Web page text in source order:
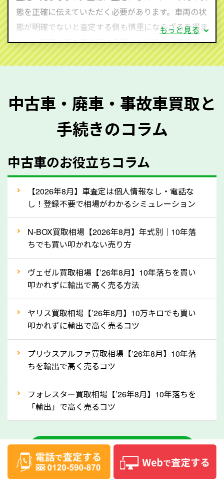
態を正確に伝えていただく必要があります。車両の状
態が明確でないと査定する側も慎重にならざるを得ま
せん。廃車・事故車査定する際はできるだけ車検証を
ご準備ください。車検証があることで車両状態や年式
質問させていただく内容は以下の通りとなります。
メーカー／車種
型式／グレード
走行距離（例：約〇万キロ）
車検の満了日
内装や外装の状態
定を行い高価買取価格をつけやすくなります。
ってきます！
自動車税の還付金は、先に年払いしていた自動車税が
月割りで返還されるものです。ですから、自動車税の
還付金は早めに売却するほど多く還付されます。不要
な車は早めに廃車手続きをしたほうが良いでしょう。
③自動車税の還付金の扱いについて確認し
ましょう！
車を廃車にすると、自動車税の還付金を受け取ること
ができる場合があります。廃車買取業者の中には、還
付金をお客様に返還しない業者もあります。廃車査定
をする際には、自動車税の還付金の返還があるかどう
かを確認するようにしてください。大阪府のソコカラ
では、自動車税の還付金をお客様に返還しております
もっと見る
中古車・廃車・事故車買取と
手続きのコラム
中古車のお役立ちコラム
【2026年8月】車査定は個人情報なし・電話な
し！登録不要で相場がわかるシミュレーション
N-BOX買取相場【2026年8月】年式別｜10年落
ちでも買い叩かれない売り方
ヴェゼル買取相場【’26年8月】10年落ちを買い
叩かれずに輸出で高く売る方法
ヤリス買取相場【’26年8月】10万キロでも買い
叩かれずに輸出で高く売るコツ
プリウスアルファ買取相場【’26年8月】10年落
ちを輸出で高く売るコツ
フォレスター買取相場【’26年8月】10年落ちを
「輸出」で高く売るコツ
中古車のお役立ちコラム一覧